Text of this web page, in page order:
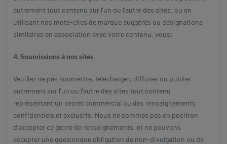
autrement tout contenu sur l’un ou l’autre des sites, ou en
utilisant nos mots-clics de marque suggérés ou désignations
similaires en association avec votre contenu, vous:
4. Soumissions à nos sites
Veuillez ne pas soumettre, télécharger, diffuser ou publier
autrement sur l’un ou l’autre des sites tout contenu
représentant un secret commercial ou des renseignements
confidentiels et exclusifs. Nous ne sommes pas en position
d’accepter ce genre de renseignements, ni ne pouvons
accepter une quelconque obligation de non-divulgation ou de